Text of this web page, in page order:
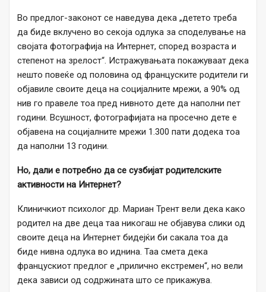
Во предлог-законот се наведува дека „детето треба
да биде вклучено во секоја одлука за споделување на
својата фотографија на Интернет, според возраста и
степенот на зрелост“. Истражувањата покажуваат дека
нешто повеќе од половина од француските родители ги
објавиле своите деца на социјалните мрежи, а 90% од
нив го правеле тоа пред нивното дете да наполни пет
години. Всушност, фотографијата на просечно дете е
објавена на социјалните мрежи 1.300 пати додека тoa
да наполни 13 години.
Но, дали е потребно да се сузбијат родителските
активности на Интернет?
Клиничкиот психолог др. Мариан Трент вели дека како
родител на две деца таа никогаш не објавува слики од
своите деца на Интернет бидејќи би сакала тоа да
биде нивна одлука во иднина. Таа смета дека
францускиот предлог е „прилично екстремен“, но вели
дека зависи од содржината што се прикажува.